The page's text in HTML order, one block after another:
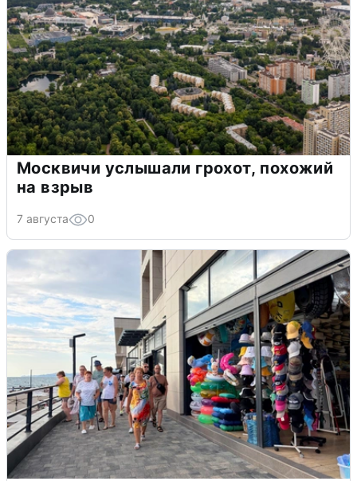
Москвичи услышали грохот, похожий
на взрыв
7 августа 0